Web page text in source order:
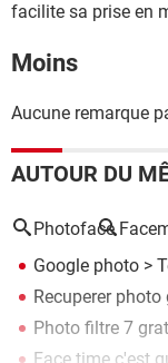
facilite sa prise en
Moins
Aucune remarque
AUTOUR DU
Photoface
Google photo >
Recuperer
Photo filtre 7